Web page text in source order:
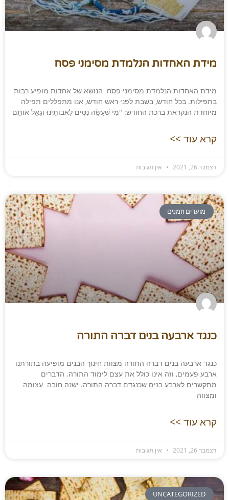
מידת האחדות הנלמדת מסימני פסח
מידת האחדות הנלמדת מסימני פסח הנושא של אחדות מופיע רבות
בתפילות. בכל חודש, בשבת לפני ראש חודש, אנו מתפללים תפילה
מיוחדת הנקראת ברכת החודש: "מִי שֶׁעָשָׂה נִסִּים לַאֲבותֵינוּ וְגָאַל אותָם
קרא עוד >>
דצמבר 26, 2021 אין תגובות
מועדים וזמנים
כנגד ארבעה בנים דברה התורה
כנגד ארבעה בנים דברה התורה מצוות חינוך הבנים מופיעה בתורתנו
ארבע פעמים, וזה אינו כולל את עצם לימוד התורה. הדברים
מתקשרים לארבע בנים שכנגדם דברה התורה. ישנה חובה עצומה
ומצווה
קרא עוד >>
דצמבר 26, 2021 אין תגובות
UNCATEGORIZED